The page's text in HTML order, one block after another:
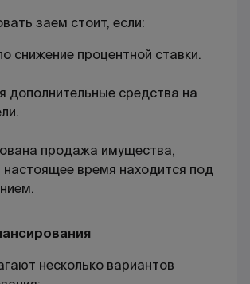
заем стоит, если:
снижение процентной ставки.
дополнительные средства на
продажа имущества,
настоящее время находится под
несколько вариантов